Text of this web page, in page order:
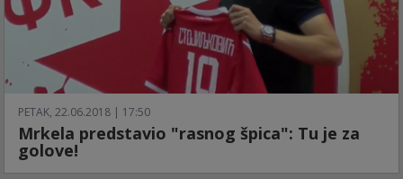
PETAK, 22.06.2018 | 17:50
Mrkela predstavio "rasnog špica": Tu je za
golove!